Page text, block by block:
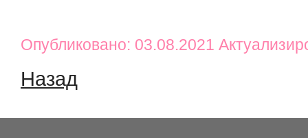
Опубликовано: 03.08.2021
Назад